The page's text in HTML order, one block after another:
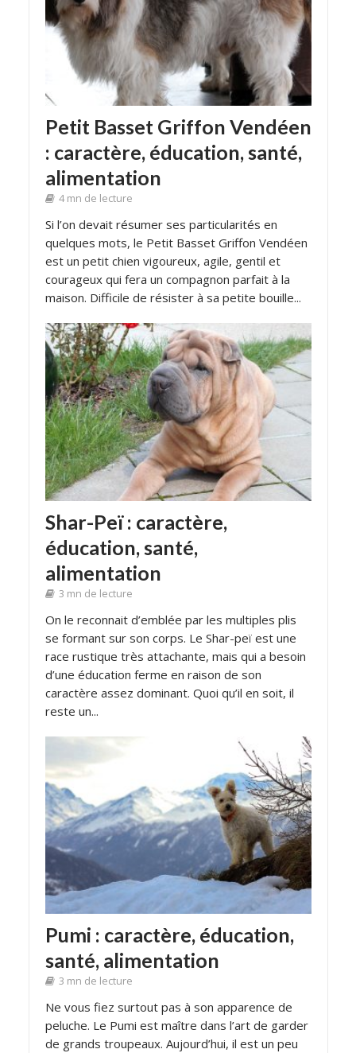
Petit Basset Griffon Vendéen
: caractère, éducation, santé,
alimentation
4 mn de lecture
Si l’on devait résumer ses particularités en
quelques mots, le Petit Basset Griffon Vendéen
est un petit chien vigoureux, agile, gentil et
courageux qui fera un compagnon parfait à la
maison. Difficile de résister à sa petite bouille...
Shar-Peï : caractère,
éducation, santé,
alimentation
3 mn de lecture
On le reconnait d’emblée par les multiples plis
se formant sur son corps. Le Shar-peï est une
race rustique très attachante, mais qui a besoin
d’une éducation ferme en raison de son
caractère assez dominant. Quoi qu’il en soit, il
reste un...
Pumi : caractère, éducation,
santé, alimentation
3 mn de lecture
Ne vous fiez surtout pas à son apparence de
peluche. Le Pumi est maître dans l’art de garder
de grands troupeaux. Aujourd’hui, il est un peu